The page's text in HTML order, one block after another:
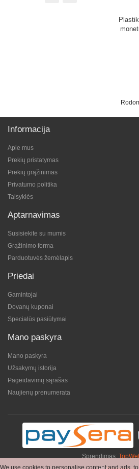
Informacija
Apie mus
Prekių pristatymas
Prekių grąžinimas
Privatumo politika
Taisyklės
Aptarnavimas
Susisiekite su mumis
Grąžinimo forma
Parduotuvės žemėlapis
Priedai
Gamintojai
Dovanų kuponai
Specialūs pasiūlymai
Mano paskyra
Mano paskyra
Užsakymų istorija
Pageidavimų sąrašas
Naujienų prenumerata
Sprendimas:
We use cookies to personalise content and ads,